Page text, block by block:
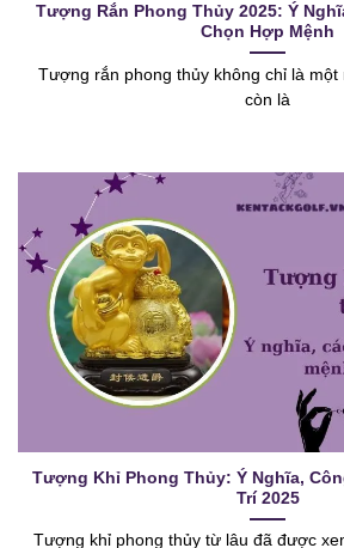
Tượng Rắn Phong Thủy 2025: Ý
Chọn Hợp Mệnh
Tượng rắn phong thủy không chỉ là một
còn là
Tượng Khỉ Phong Thủy: Ý Nghĩa,
Trí 2025
Tượng khỉ phong thủy từ lâu đã được